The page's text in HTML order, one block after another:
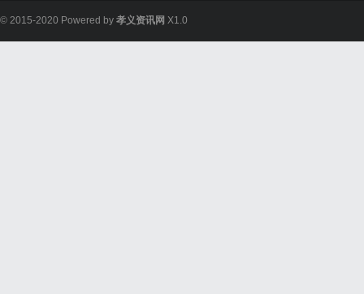
© 2015-2020 Powered by 孝义资讯网 X1.0